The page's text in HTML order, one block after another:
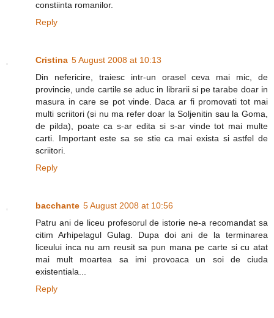
constiinta romanilor.
Reply
Cristina 5 August 2008 at 10:13
Din nefericire, traiesc intr-un orasel ceva mai mic, de
provincie, unde cartile se aduc in librarii si pe tarabe doar in
masura in care se pot vinde. Daca ar fi promovati tot mai
multi scriitori (si nu ma refer doar la Soljenitin sau la Goma,
de pilda), poate ca s-ar edita si s-ar vinde tot mai multe
carti. Important este sa se stie ca mai exista si astfel de
scriitori.
Reply
bacchante 5 August 2008 at 10:56
Patru ani de liceu profesorul de istorie ne-a recomandat sa
citim Arhipelagul Gulag. Dupa doi ani de la terminarea
liceului inca nu am reusit sa pun mana pe carte si cu atat
mai mult moartea sa imi provoaca un soi de ciuda
existentiala...
Reply